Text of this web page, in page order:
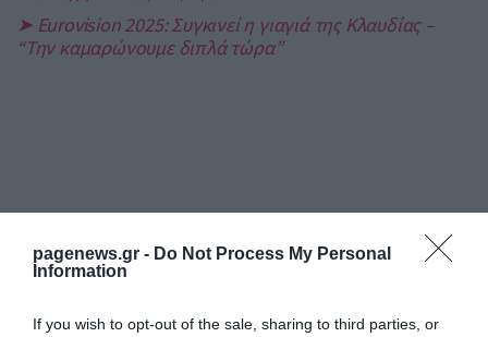
pagenews.gr - Do Not Process My Personal
Information
If you wish to opt-out of the sale, sharing to third parties, or
➤ Eurovision 2025: Συγκινεί η γιαγιά της Κλαυδίας –
“Την καμαρώνουμε διπλά τώρα”